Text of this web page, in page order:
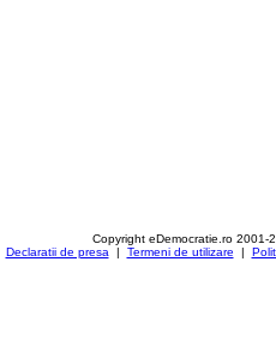
Copyright eDemocratie.ro 2001-
Declaratii de presa | Termeni de utilizare |